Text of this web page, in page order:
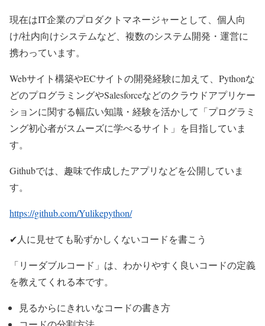
現在はIT企業のプロダクトマネージャーとして、個人向
け/社内向けシステムなど、複数のシステム開発・運営に
携わっています。
Webサイト構築やECサイトの開発経験に加えて、Pythonな
どのプログラミングやSalesforceなどのクラウドアプリケー
ションに関する幅広い知識・経験を活かして「プログラミ
ング初心者がスムーズに学べるサイト」を目指していま
す。
Githubでは、趣味で作成したアプリなどを公開していま
す。
https://github.com/Yulikepython/
✔人に見せても恥ずかしくないコードを書こう
「リーダブルコード」は、わかりやすく良いコードの定義
を教えてくれる本です。
見るからにきれいなコードの書き方